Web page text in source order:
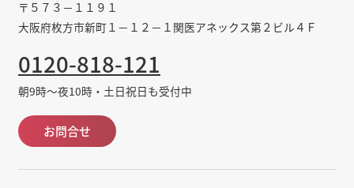
〒５７３－１１９１
大阪府枚方市新町１－１２－１関医アネックス第２ビル４Ｆ
0120-818-121
朝9時～夜10時・土日祝日も受付中
お問合せ